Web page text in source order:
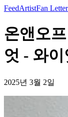
FeedArtistFan Letter
온앤오
엇 - 와이
2025년 3월 2일